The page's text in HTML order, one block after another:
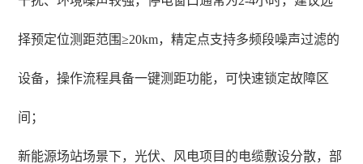
择预定位测距范围≥20km，精定点支持多频段噪声过滤的
设备，操作流程具备一键测距功能，可快速锁定故障区
间；
新能源场站场景下，光伏、风电项目的电缆敷设分散，部